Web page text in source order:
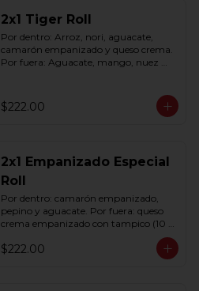
2x1 Tiger Roll
Por dentro: Arroz, nori, aguacate,
camarón empanizado y queso crema.
Por fuera: Aguacate, mango, nuez
$222.00
2x1 Empanizado Especial
Roll
Por dentro: camarón empanizado,
pepino y aguacate. Por fuera: queso
crema empanizado con tampico (10
$222.00